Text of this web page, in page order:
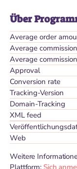
Über
Average order
Average
Average
Approval
Conversion rate
Tracking-Version
Domain-Tracking
XML feed
Web
Weitere
Plattform: Sich